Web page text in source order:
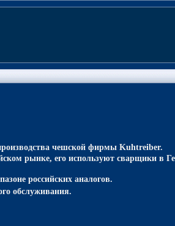
чешской фирмы Kuhtreiber.
рынке, его используют сварщики в
российских аналогов.
обслуживания.